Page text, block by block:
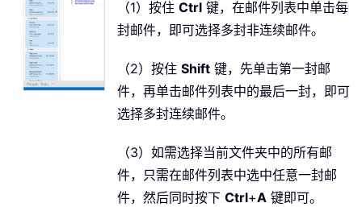
（1）按住 Ctrl 键，在邮件列表中单击每
封邮件，即可选择多封非连续邮件。
（2）按住 Shift 键，先单击第一封邮
件，再单击邮件列表中的最后一封，即可
选择多封连续邮件。
（3）如需选择当前文件夹中的所有邮
件，只需在邮件列表中选中任意一封邮
件，然后同时按下 Ctrl+A 键即可。